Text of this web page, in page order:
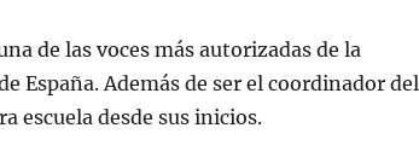
de las voces más autorizadas de la
España. Además de ser el coordinador del
escuela desde sus inicios.